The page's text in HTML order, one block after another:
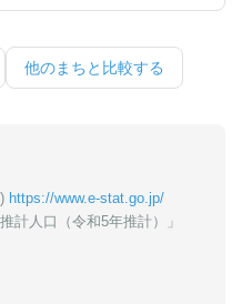
他のまちと比較する
https://www.e-stat.go.jp/
計人口（令和5年推計）」